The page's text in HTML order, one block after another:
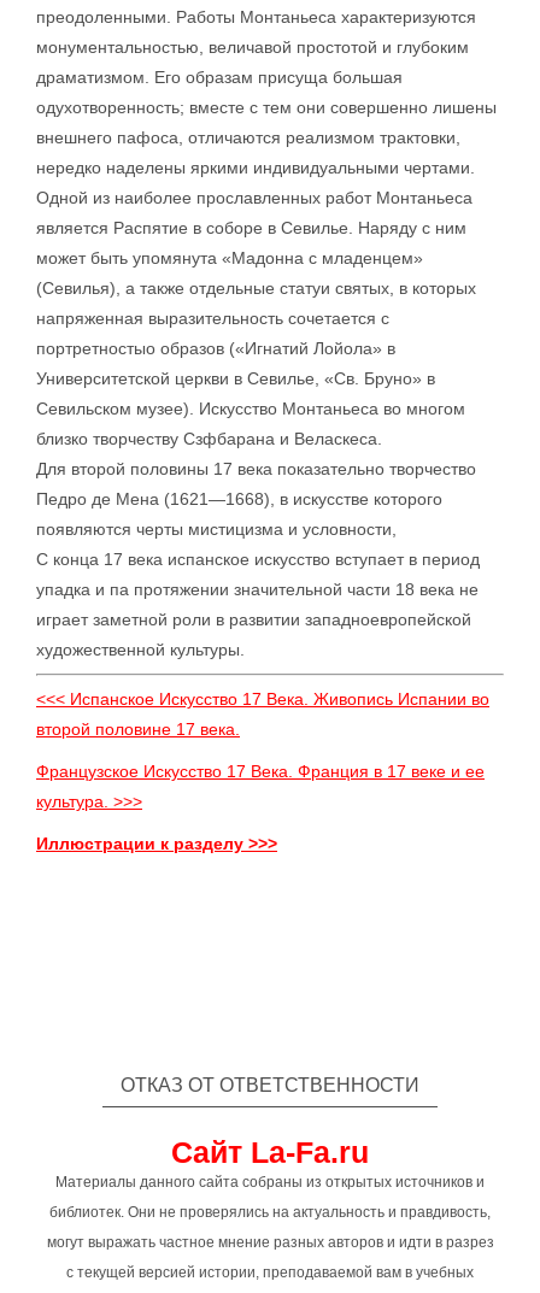
преодоленными. Работы Монтаньеса характеризуются
монументальностью, величавой простотой и глубоким
драматизмом. Его образам присуща большая
одухотворенность; вместе с тем они совершенно лишены
внешнего пафоса, отличаются реализмом трактовки,
нередко наделены яркими индивидуальными чертами.
Одной из наиболее прославленных работ Монтаньеса
является Распятие в соборе в Севилье. Наряду с ним
может быть упомянута «Мадонна с младенцем»
(Севилья), а также отдельные статуи святых, в которых
напряженная выразительность сочетается с
портретностыо образов («Игнатий Лойола» в
Университетской церкви в Севилье, «Св. Бруно» в
Севильском музее). Искусство Монтаньеса во многом
близко творчеству Сзфбарана и Веласкеса.
Для второй половины 17 века показательно творчество
Педро де Мена (1621—1668), в искусстве которого
появляются черты мистицизма и условности,
С конца 17 века испанское искусство вступает в период
упадка и па протяжении значительной части 18 века не
играет заметной роли в развитии западноевропейской
художественной культуры.
<<< Испанское Искусство 17 Века. Живопись Испании во
второй половине 17 века.
Французское Искусство 17 Века. Франция в 17 веке и ее
культура. >>>
Иллюстрации к разделу >>>
ОТКАЗ ОТ ОТВЕТСТВЕННОСТИ
Сайт La-Fa.ru
Материалы данного сайта собраны из открытых источников и
библиотек. Они не проверялись на актуальность и правдивость,
могут выражать частное мнение разных авторов и идти в разрез
с текущей версией истории, преподаваемой вам в учебных